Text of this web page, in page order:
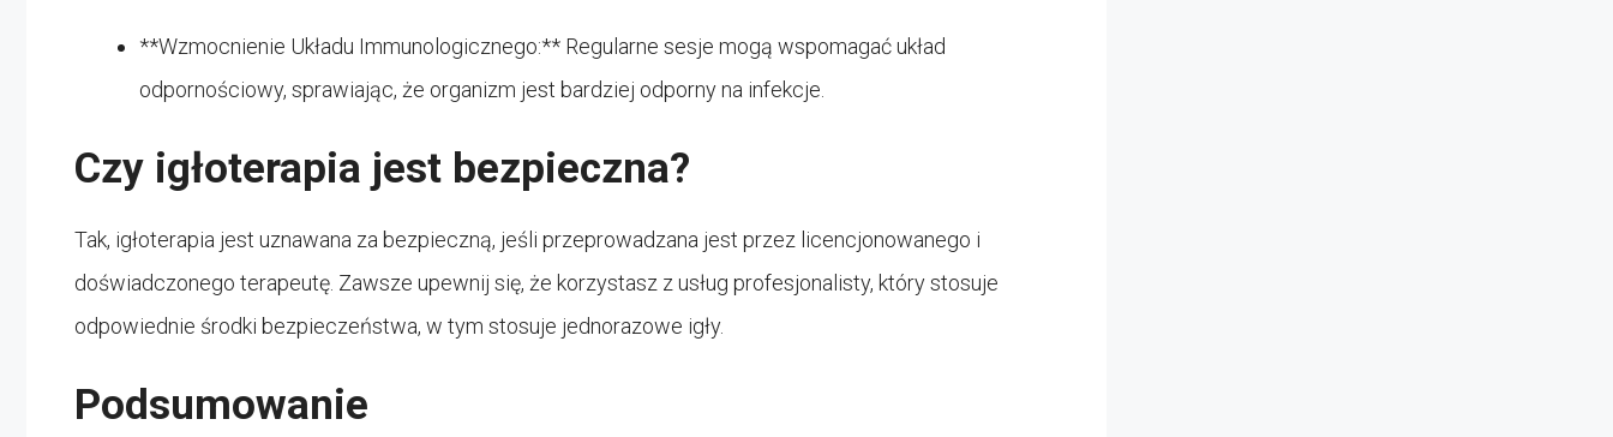
**Wzmocnienie Układu Immunologicznego:** Regularne sesje mogą wspomagać układ
odpornościowy, sprawiając, że organizm jest bardziej odporny na infekcje.
Czy igłoterapia jest bezpieczna?
Tak, igłoterapia jest uznawana za bezpieczną, jeśli przeprowadzana jest przez licencjonowanego i
doświadczonego terapeutę. Zawsze upewnij się, że korzystasz z usług profesjonalisty, który stosuje
odpowiednie środki bezpieczeństwa, w tym stosuje jednorazowe igły.
Podsumowanie